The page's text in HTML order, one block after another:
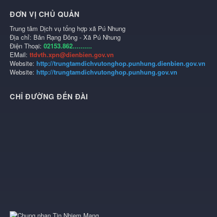
ĐƠN VỊ CHỦ QUẢN
Trung tâm Dịch vụ tổng hợp xã Pú Nhung
Địa chỉ: Bản Rạng Đông - Xã Pú Nhung
Điện Thoại: 02153.862..........
EMail: ttdvth.xpn@dienbien.gov.vn
Website: http://trungtamdichvutonghop.punhung.dienbien.gov.vn
Website: http://trungtamdichvutonghop.punhung.gov.vn
CHỈ ĐƯỜNG ĐẾN ĐÀI